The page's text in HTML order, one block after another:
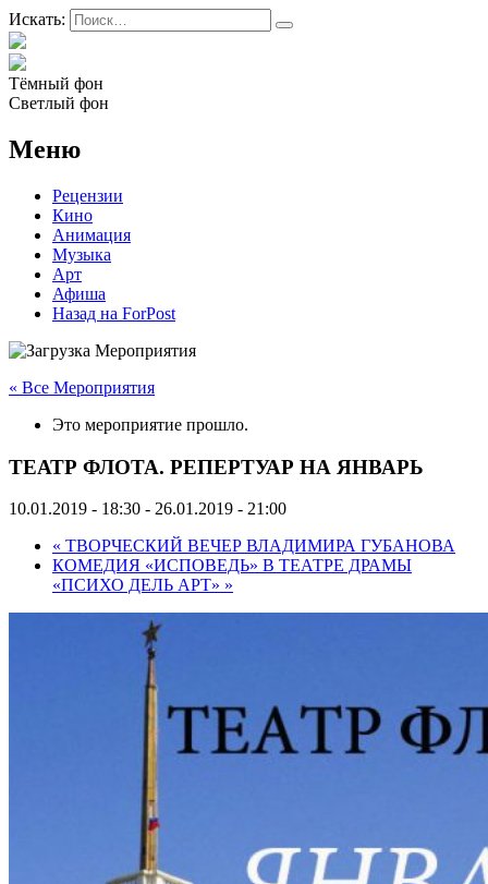
Искать:
Тёмный фон
Светлый фон
Меню
Рецензии
Кино
Анимация
Музыка
Арт
Афиша
Назад на ForPost
« Все Мероприятия
Это мероприятие прошло.
ТЕАТР ФЛОТА. РЕПЕРТУАР НА ЯНВАРЬ
10.01.2019 - 18:30 - 26.01.2019 - 21:00
« ТВОРЧЕСКИЙ ВЕЧЕР ВЛАДИМИРА ГУБАНОВА
КОМЕДИЯ «ИСПОВЕДЬ» В ТЕАТРЕ ДРАМЫ
«ПСИХО ДЕЛЬ АРТ» »